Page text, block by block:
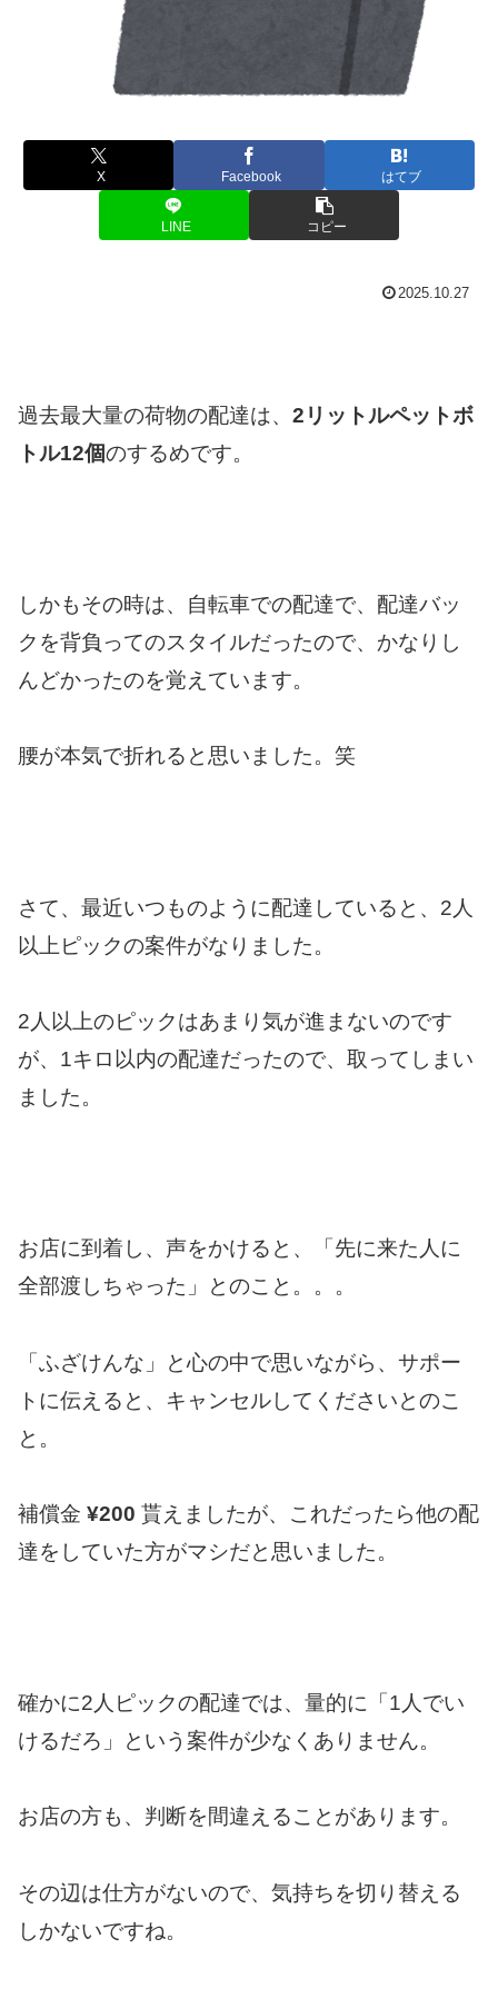
X Facebook はてブ
LINE コピー
2025.10.27
過去最大量の荷物の配達は、 2リットルペットボ
トル12個のするめです。
しかもその時は、自転車での配達で、配達バッ
クを背負ってのスタイルだったので、かなりし
んどかったのを覚えています。
腰が本気で折れると思いました。笑
さて、最近いつものように配達していると、2人
以上ピックの案件がなりました。
2人以上のピックはあまり気が進まないのです
が、1キロ以内の配達だったので、取ってしまい
ました。
お店に到着し、声をかけると、「先に来た人に
全部渡しちゃった」とのこと。。。
「ふざけんな」と心の中で思いながら、サポー
トに伝えると、キャンセルしてくださいとのこ
と。
補償金 ¥200 貰えましたが、これだったら他の配
達をしていた方がマシだと思いました。
確かに2人ピックの配達では、量的に「1人でい
けるだろ」という案件が少なくありません。
お店の方も、判断を間違えることがあります。
その辺は仕方がないので、気持ちを切り替える
しかないですね。